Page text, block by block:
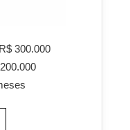
300.000